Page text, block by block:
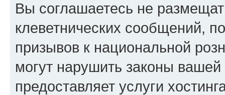
Вы соглашаетесь не
клеветнических сообщений,
призывов к национальной
могут нарушить законы
предоставляет услуги